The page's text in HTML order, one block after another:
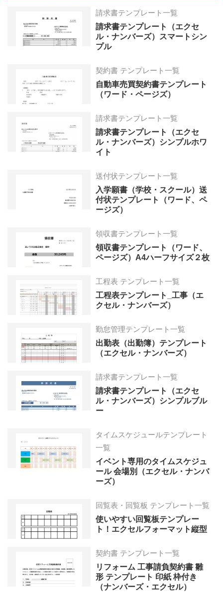
請求書テンプレート一覧
請求書テンプレート（エクセ
ル・ナンバーズ）スマートシン
プル
契約書 テンプレート一覧
自動車売買契約書テンプレート
（ワード・ページズ）
請求書テンプレート一覧
請求書テンプレート（エクセ
ル・ナンバーズ）シンプルホワ
イト
送付状テンプレート一覧
入学願書（学校・スクール）送
付状テンプレート（ワード、ペ
ージズ）
領収書テンプレート一覧
領収書テンプレート（ワード、
ページズ）A4ハーフサイズ２枚
工程表 テンプレート一覧
工程表テンプレート_工事（エ
クセル・ナンバーズ）
勤怠管理テンプレート一覧
出勤表（出勤簿）テンプレート
（エクセル・ナンバーズ）
請求書テンプレート一覧
請求書テンプレート（エクセ
ル・ナンバーズ）シンプルブル
ー
タイムスケジュールテンプレート
一覧
イベント専用のタイムスケジュ
ール 会場別（エクセル・ナンバ
ーズ）
回覧表・回覧板 テンプレート一覧
使いやすい回覧板テンプレー
ト！エクセルフォーマット縦型
契約書 テンプレート一覧
リフォーム 工事請負契約書 雛
形 テンプレート 印紙 枠付き
（ナンバーズ・エクセル）